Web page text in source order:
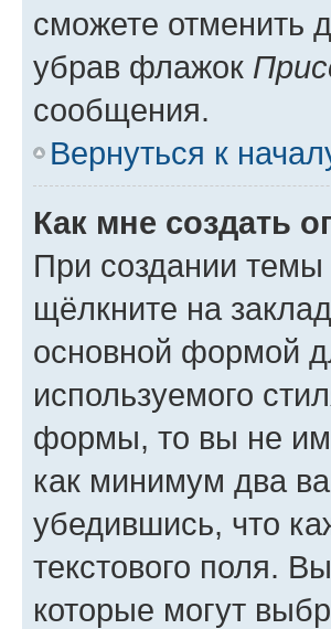
сможете отменить
убрав флажок
сообщения.
Вернуться к
Как мне создать
При создании
щёлкните на
основной формой
используемого
формы, то вы не
как минимум два
убедившись, что
текстового поля.
которые могут